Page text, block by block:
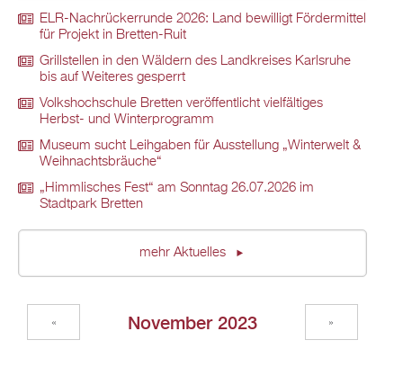
ELR-Nachrückerrunde 2026: Land bewilligt Fördermittel
für Projekt in Bretten-Ruit
Grillstellen in den Wäldern des Landkreises Karlsruhe
bis auf Weiteres gesperrt
Volkshochschule Bretten veröffentlicht vielfältiges
Herbst- und Winterprogramm
Museum sucht Leihgaben für Ausstellung „Winterwelt &
Weihnachtsbräuche“
„Himmlisches Fest“ am Sonntag 26.07.2026 im
Stadtpark Bretten
mehr Aktuelles
November 2023
« »